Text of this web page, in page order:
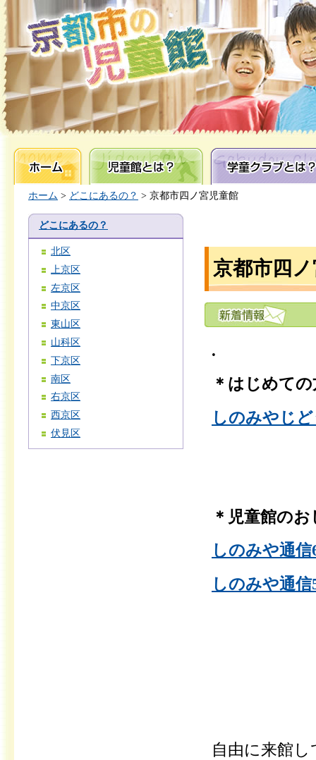
ホーム 児童館とは？ 学童クラブとは？
ホーム > どこにあるの？ > 京都市四ノ宮児童館
どこにあるの？
北区
上京区
左京区
中京区
東山区
山科区
下京区
南区
右京区
西京区
伏見区
京都市四
.
＊はじめて
しのみやじ
＊児童館の
しのみや通
しのみや通
自由に来館